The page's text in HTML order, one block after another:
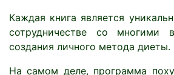
Каждая книга является
сотрудничестве со многими
создания личного метода диеты.
На самом деле, программа